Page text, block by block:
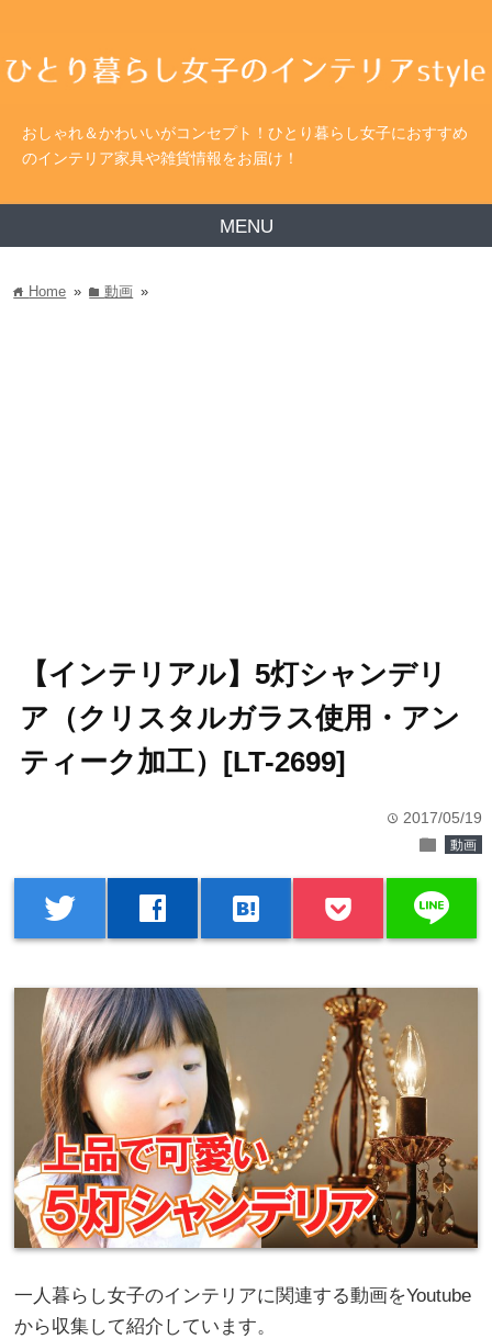
おしゃれ＆かわいいがコンセプト！ひとり暮らし女子におすすめ
のインテリア家具や雑貨情報をお届け！
MENU
home Home » folder動画 »
【インテリアル】5灯シャンデリ
ア（クリスタルガラス使用・アン
ティーク加工）[LT-2699]
time 2017/05/19
folder 動画
twitter facebook hatenabookmark line
一人暮らし女子のインテリアに関連する動画をYoutube
から収集して紹介しています。